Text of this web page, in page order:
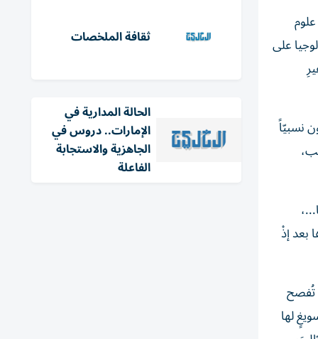
على
نسبيّاً
بعد إذْ
تُفصح
لها
ثقافة الملخصات
الحالة المدارية في
الإمارات.. دروس في
الجاهزية والاستجابة
الفاعلة